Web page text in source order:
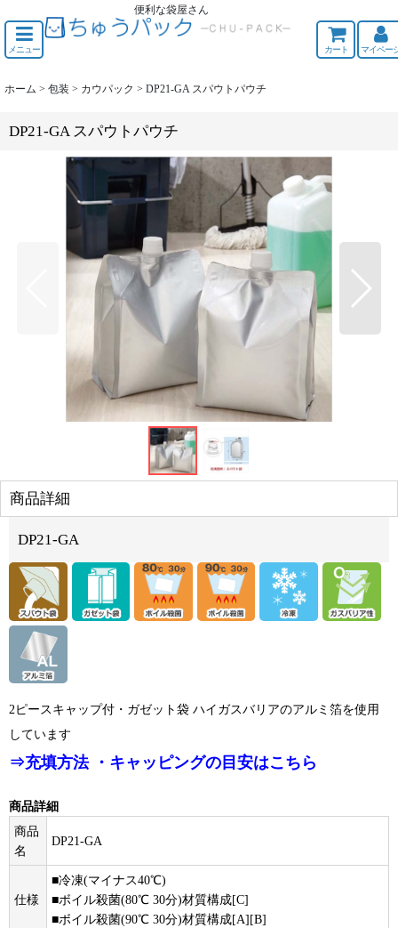
便利な袋屋さん
メニュー カート マイペー
ホーム > 包装 > カウパック > DP21-GA スパウトパウチ
DP21-GA スパウトパウチ
商品詳細
DP21-GA
2ピースキャップ付・ガゼット袋 ハイガスバリアのアルミ箔を使用
しています
⇒充填方法 ・キャッピングの目安はこちら
商品詳細
商品
名
DP21-GA
仕様
■冷凍(マイナス40℃)
■ボイル殺菌(80℃ 30分)材質構成[C]
■ボイル殺菌(90℃ 30分)材質構成[A][B]